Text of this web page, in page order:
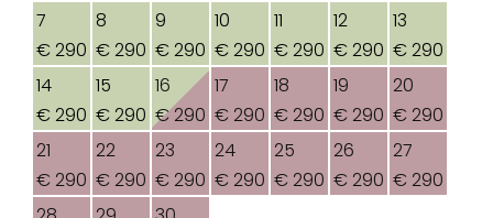
7
€ 290
8
€ 290
9
€ 290
10
€ 290
11
€ 290
12
€ 290
13
€ 290
14
€ 290
15
€ 290
16
€ 290
17
€ 290
18
€ 290
19
€ 290
20
€ 290
21
€ 290
22
€ 290
23
€ 290
24
€ 290
25
€ 290
26
€ 290
27
€ 290